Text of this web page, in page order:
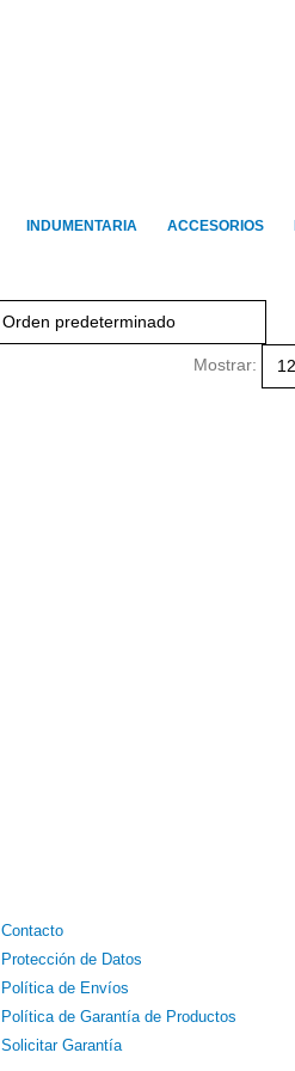
INDUMENTARIA ACCESORIOS
Mostrar:
Contacto
Protección de Datos
Política de Envíos
Política de Garantía de Productos
Solicitar Garantía